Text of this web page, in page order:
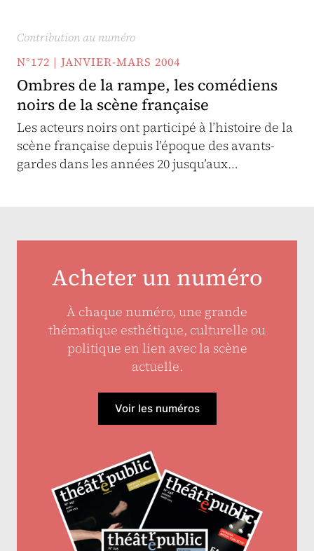
Contribution au numéro
N°172 | JANVIER-MARS 2004
Ombres de la rampe, les comédiens
noirs de la scène française
Les acteurs noirs ont participé à l’histoire de la
scène française depuis l’époque des avants-
gardes dans les années 20 jusqu’aux…
Acheter un numéro
À chaque numéro, une grande
thématique esthétique, culturelle ou
politique en lien avec la scène
actuelle.
Voir les numéros